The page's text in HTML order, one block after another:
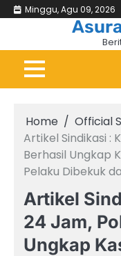
Skip Minggu, Agu 09, 2026
Home
Official
Artikel Sindikasi :
Berhasil Ungkap
Pelaku Dibekuk
Artikel
24 Jam,
Ungkap